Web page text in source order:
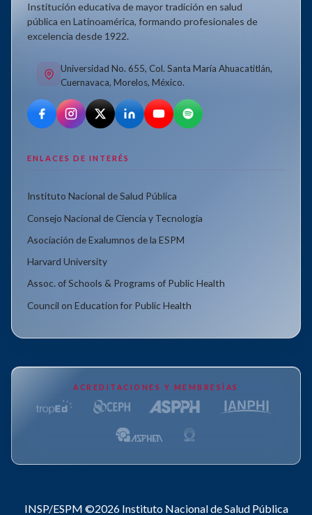
Institución educativa de mayor tradición en salud
pública en Latinoamérica, formando profesionales de
excelencia desde 1922.
Universidad No. 655, Col. Santa María Ahuacatitlán,
Cuernavaca, Morelos, México.
ENLACES DE INTERÉS
Instituto Nacional de Salud Pública
Consejo Nacional de Ciencia y Tecnología
Asociación de Exalumnos de la ESPM
Harvard University
Assoc. of Schools & Programs of Public Health
Council on Education for Public Health
ACREDITACIONES Y MEMBRESÍAS
INSP/ESPM ©2026Instituto Nacional de Salud Pública